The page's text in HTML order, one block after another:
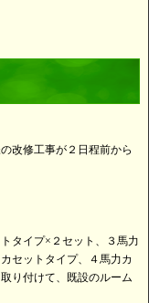
改修工事が２日程前から
タイプ×２セット、３馬力
セットタイプ、４馬力カ
り付けて、既設のルーム